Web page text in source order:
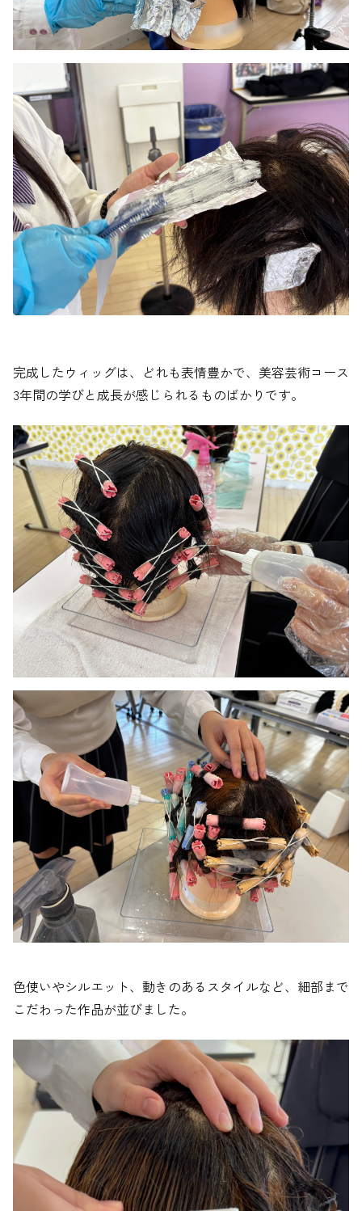
完成したウィッグは、どれも表情豊かで、美容芸術コース
3年間の学びと成長が感じられるものばかりです。
色使いやシルエット、動きのあるスタイルなど、細部まで
こだわった作品が並びました。